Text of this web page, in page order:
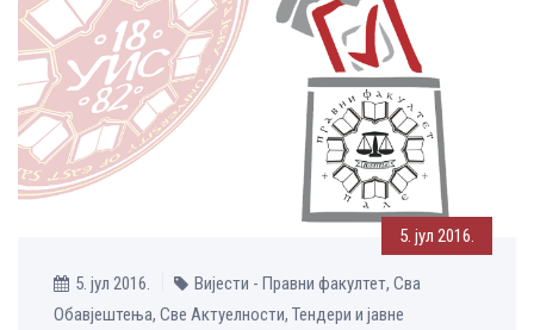
5. јул 2016.
5. јул 2016.
Вијести - Правни факултет, Сва
Обавјештења, Све Aктуелности, Тендери и јавне